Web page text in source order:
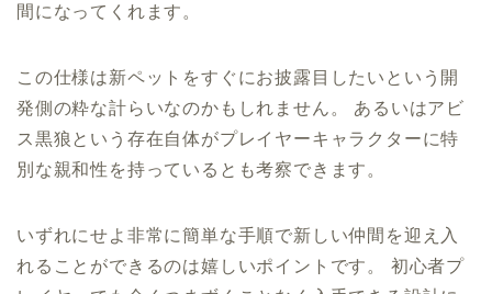
間になってくれます。
この仕様は新ペットをすぐにお披露目したいという開
発側の粋な計らいなのかもしれません。 あるいはアビ
ス黒狼という存在自体がプレイヤーキャラクターに特
別な親和性を持っているとも考察できます。
いずれにせよ非常に簡単な手順で新しい仲間を迎え入
れることができるのは嬉しいポイントです。 初心者プ